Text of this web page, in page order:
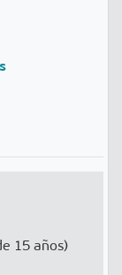
15 años)